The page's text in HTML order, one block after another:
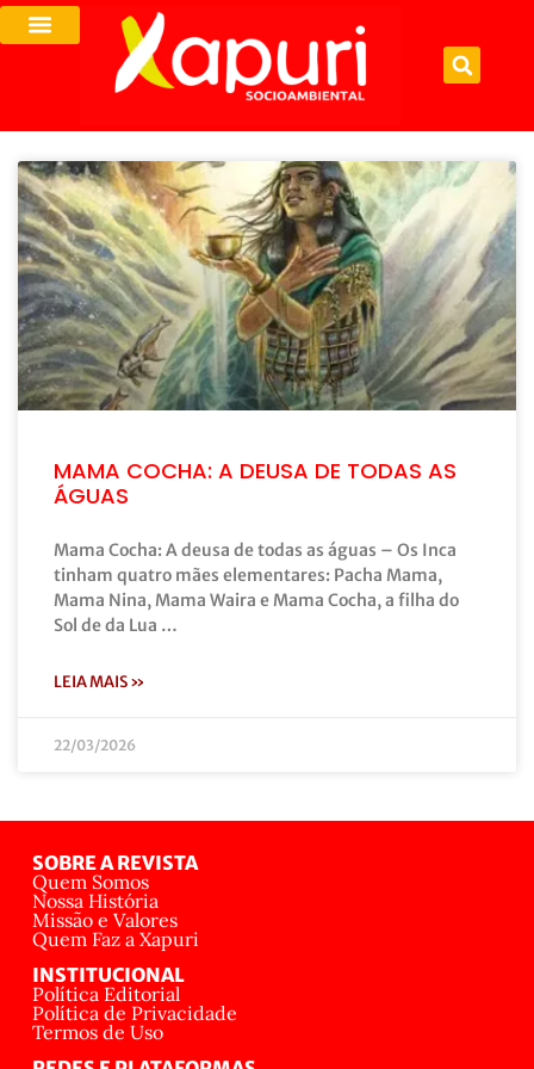
MAMA COCHA: A DEUSA DE TODAS AS
ÁGUAS
Mama Cocha: A deusa de todas as águas – Os Inca
tinham quatro mães elementares: Pacha Mama,
Mama Nina, Mama Waira e Mama Cocha, a filha do
Sol de da Lua …
LEIA MAIS »
22/03/2026
SOBRE A REVISTA
Quem Somos
Nossa História
Missão e Valores
Quem Faz a Xapuri
INSTITUCIONAL
Política Editorial
Política de Privacidade
Termos de Uso